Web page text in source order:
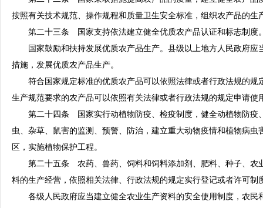
按照有关技术规范、操作规程和质量卫生安全标准，组织农产品的生
第二十三条 国家支持依法建立健全优质农产品认证和标志制度
国家鼓励和扶持发展优质农产品生产。县级以上地方人民政府应
措施，发展优质农产品生产。
符合国家规定标准的优质农产品可以依照法律或者行政法规的规
生产规范要求的农产品可以依照有关法律或者行政法规的规定申请使
第二十四条 国家实行动植物防疫、检疫制度，健全动植物防疫
虫、杂草、鼠害的监测、预警、防治，建立重大动物疫情和植物病
区，实施植物保护工程。
第二十五条 农药、兽药、饲料和饲料添加剂、肥料、种子、农
料的生产经营，依照相关法律、行政法规的规定实行登记或者许可制
各级人民政府应当建立健全农业生产资料的安全使用制度，农民